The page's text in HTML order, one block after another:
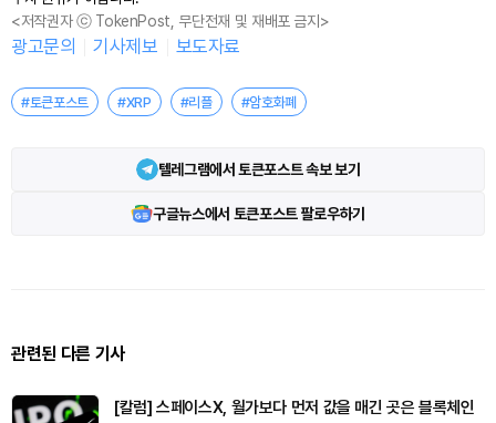
<저작권자 ⓒ TokenPost, 무단전재 및 재배포 금지>
광고문의 기사제보 보도자료
#토큰포스트 #XRP #리플 #암호화폐
텔레그램에서 토큰포스트 속보 보기
구글뉴스에서 토큰포스트 팔로우하기
관련된 다른 기사
[칼럼] 스페이스X, 월가보다 먼저 값을 매긴 곳은 블록체인